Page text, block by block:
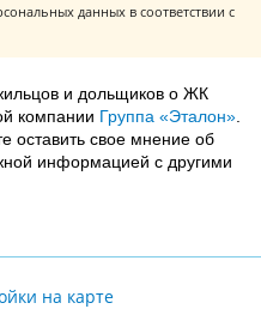
данных в соответствии с
и дольщиков о ЖК
компании Группа «Эталон».
оставить свое мнение об
информацией с другими
на карте